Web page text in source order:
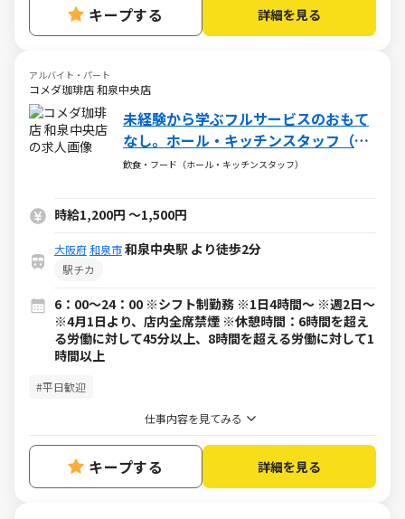
キープする 詳細を見る
アルバイト・パート
コメダ珈琲店 和泉中央店
未経験から学ぶフルサービスのおもて
なし。ホール・キッチンスタッフ（ア
ルバイト・パート）求人
飲食・フード（ホール・キッチンスタッフ）
時給1,200円 ～1,500円
大阪府和泉市和泉中央駅 より徒歩2分
駅チカ
6：00～24：00 ※シフト制勤務 ※1日4時間～ ※週2日～
※4月1日より、店内全席禁煙 ※休憩時間：6時間を超え
る労働に対して45分以上、8時間を超える労働に対して1
時間以上
#平日歓迎
仕事内容を見てみる
キープする 詳細を見る